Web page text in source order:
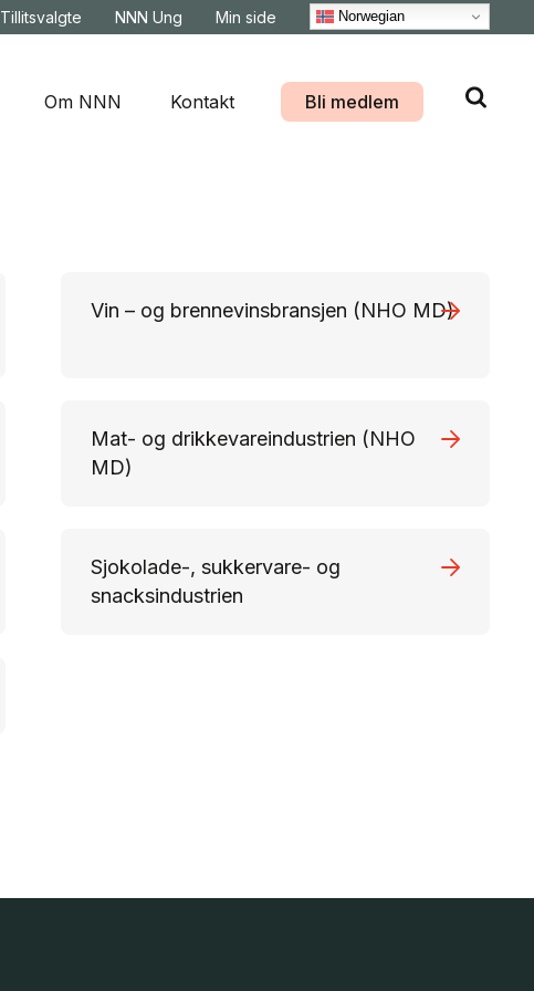
Tillitsvalgte NNN Ung Min side Norwegian
Om NNN Kontakt Bli medlem
Vin – og brennevinsbransjen (NHO MD)
Mat- og drikkevareindustrien (NHO
MD)
Sjokolade-, sukkervare- og
snacksindustrien